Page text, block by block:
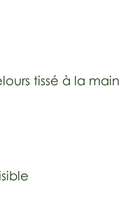
tissé à la main